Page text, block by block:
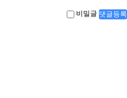
비밀글 댓글등록